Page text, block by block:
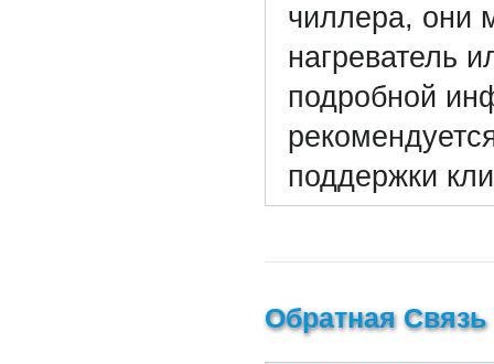
чиллера, они
нагреватель
подробной
поддержки
Обратная Связь